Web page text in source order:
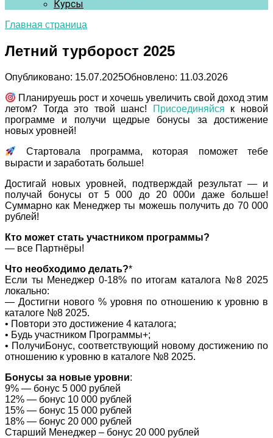
Курсы
Главная страница
Летний турборост 2025
Опубликовано: 15.07.2025Обновлено: 11.03.2026
Планируешь рост и хочешь увеличить свой доход этим
летом? Тогда это твой шанс!
Присоединяйся к новой
программе и получи щедрые бонусы за достижение
новых уровней!
Стартовала программа, которая поможет тебе
вырасти и заработать больше!
Достигай новых уровней, подтверждай результат — и
получай бонусы от 5 000 до 20 000и даже больше!
Суммарно как Менеджер ты можешь получить до 70 000
рублей!
Кто может стать участником программы?
— все Партнёры!
Что необходимо делать?*
Если ты Менеджер 0-18% по итогам каталога №8 2025
локально:
— Достигни нового % уровня по отношению к уровню в
каталоге №8 2025.
• Повтори это достижение 4 каталога;
• Будь участником Программы+;
• ПолучиБонус, соответствующий новому достижению по
отношению к уровню в каталоге №8 2025.
Бонусы за новые уровни:
9% — бонус 5 000 рублей
12% — бонус 10 000 рублей
15% — бонус 15 000 рублей
18% — бонус 20 000 рублей
Старший Менеджер – бонус 20 000 рублей